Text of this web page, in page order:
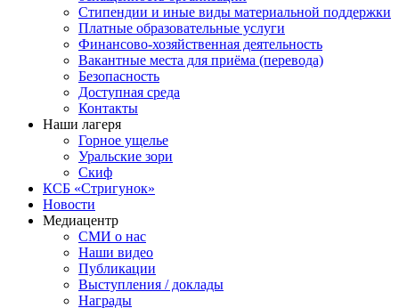
Стипендии и иные виды материальной поддержки
Платные образовательные услуги
Финансово-хозяйственная деятельность
Вакантные места для приёма (перевода)
Безопасность
Доступная среда
Контакты
Наши лагеря
Горное ущелье
Уральские зори
Скиф
КСБ «Стригунок»
Новости
Медиацентр
СМИ о нас
Наши видео
Публикации
Выступления / доклады
Награды